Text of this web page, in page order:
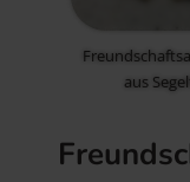
aus